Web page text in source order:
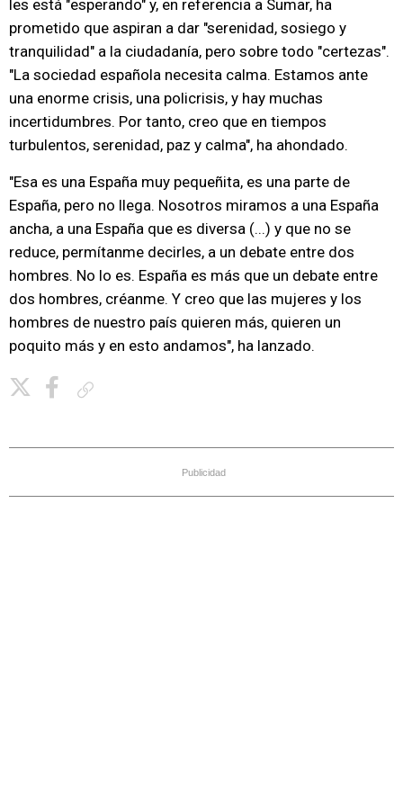
les está "esperando" y, en referencia a Sumar, ha
prometido que aspiran a dar "serenidad, sosiego y
tranquilidad" a la ciudadanía, pero sobre todo "certezas".
"La sociedad española necesita calma. Estamos ante
una enorme crisis, una policrisis, y hay muchas
incertidumbres. Por tanto, creo que en tiempos
turbulentos, serenidad, paz y calma", ha ahondado.
"Esa es una España muy pequeñita, es una parte de
España, pero no llega. Nosotros miramos a una España
ancha, a una España que es diversa (...) y que no se
reduce, permítanme decirles, a un debate entre dos
hombres. No lo es. España es más que un debate entre
dos hombres, créanme. Y creo que las mujeres y los
hombres de nuestro país quieren más, quieren un
poquito más y en esto andamos", ha lanzado.
Publicidad